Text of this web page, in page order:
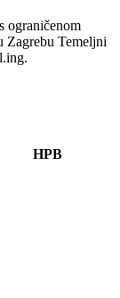
ograničenom
Zagrebu Temeljni
HPB